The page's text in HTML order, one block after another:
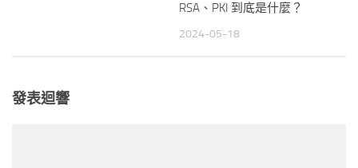
RSA、PKI 到底是什麼？
2024-05-18
發表迴響